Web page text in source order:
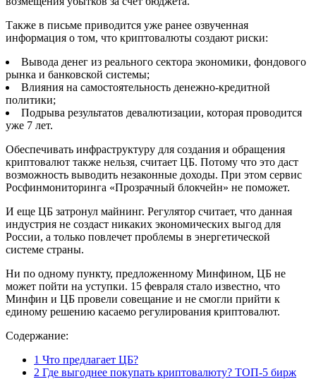
Также в письме приводится уже ранее озвученная
информация о том, что криптовалюты создают риски:
Вывода денег из реального сектора экономики, фондового
рынка и банковской системы;
Влияния на самостоятельность денежно-кредитной
политики;
Подрыва результатов девалютизации, которая проводится
уже 7 лет.
Обеспечивать инфраструктуру для создания и обращения
криптовалют также нельзя, считает ЦБ. Потому что это даст
возможность выводить незаконные доходы. При этом сервис
Росфинмониторинга «Прозрачный блокчейн» не поможет.
И еще ЦБ затронул майнинг. Регулятор считает, что данная
индустрия не создаст никаких экономических выгод для
России, а только повлечет проблемы в энергетической
системе страны.
Ни по одному пункту, предложенному Минфином, ЦБ не
может пойти на уступки. 15 февраля стало известно, что
Минфин и ЦБ провели совещание и не смогли прийти к
единому решению касаемо регулирования криптовалют.
Содержание:
1 Что предлагает ЦБ?
2 Где выгоднее покупать криптовалюту? ТОП-5 бирж